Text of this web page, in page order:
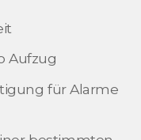
Aufzug
für Alarme